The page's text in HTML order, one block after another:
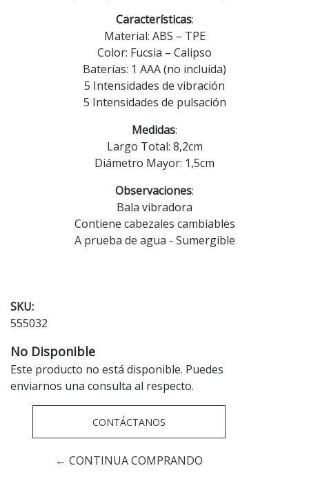
Características:
Material: ABS – TPE
Color: Fucsia – Calipso
Baterías: 1 AAA (no incluida)
5 Intensidades de vibración
5 Intensidades de pulsación
Medidas:
Largo Total: 8,2cm
Diámetro Mayor: 1,5cm
Observaciones:
Bala vibradora
Contiene cabezales cambiables
A prueba de agua - Sumergible
SKU:
555032
No Disponible
Este producto no está disponible. Puedes
enviarnos una consulta al respecto.
CONTÁCTANOS
← CONTINUA COMPRANDO